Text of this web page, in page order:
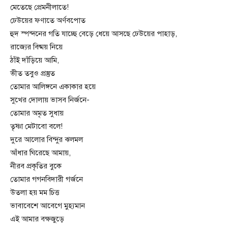
মেতেছে প্রেমনীলাতে!
ঢেউয়ের ফণাতে অর্ণবপোত
হুদ স্পন্দনের গতি যাচ্ছে বেড়ে ধেয়ে আসছে ঢেউয়ের পাহাড়,
রাজ্যের বিষ্ময় নিয়ে
ঠাঁই দাঁড়িয়ে আমি,
ভীত তবুও প্রস্তুত
তোমার আলিঙ্গনে একাকার হয়ে
সুখের দোলায় ভাসব নির্জনে-
তোমার অমৃত সুধায়
তৃষ্ণা মেটাবো বলে!
দুরে আলোর বিন্দুর ঝলমল
আঁধার ঘিরেছে আমায়,
নীরব প্রকৃতির বুকে
তোমার গগনবিদারী গর্জনে
উতলা হয় মম চিত্ত
ভাবাবেশে আবেগে মুহ্যমান
এই আমার বক্ষজুড়ে